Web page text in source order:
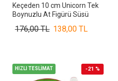
Keçeden 10 cm Unicorn Tek
Boynuzlu At Figürü Süsü
138,00 TL
176,00 TL
HIZLI TESLİMAT -21 %